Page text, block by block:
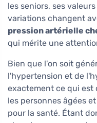
les seniors, ses
variations changent
pression artérielle
qui mérite une
Bien que l'on soit
l'hypertension et de
exactement ce qui est
les personnes âgées
pour la santé. Étant